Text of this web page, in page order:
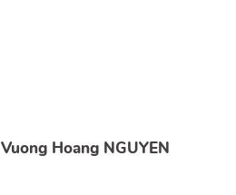
Vuong Hoang NGUYEN